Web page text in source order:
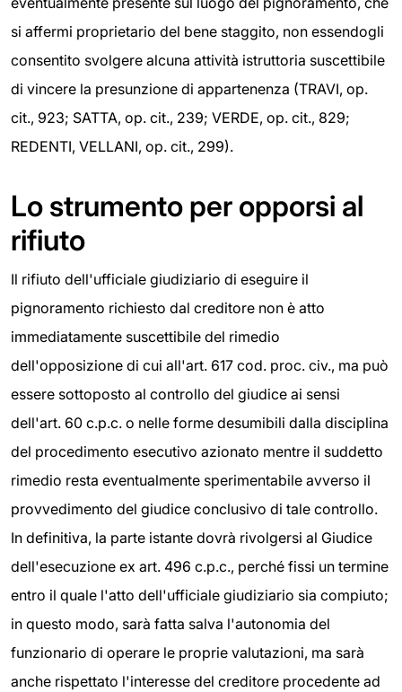
si affermi proprietario del bene staggito, non essendogli
consentito svolgere alcuna attività istruttoria suscettibile
di vincere la presunzione di appartenenza (TRAVI, op.
cit., 923; SATTA, op. cit., 239; VERDE, op. cit., 829;
REDENTI, VELLANI, op. cit., 299).
Lo strumento per opporsi al
rifiuto
Il rifiuto dell'ufficiale giudiziario di eseguire il
pignoramento richiesto dal creditore non è atto
immediatamente suscettibile del rimedio
dell'opposizione di cui all'art. 617 cod. proc. civ., ma può
essere sottoposto al controllo del giudice ai sensi
dell'art. 60 c.p.c. o nelle forme desumibili dalla disciplina
del procedimento esecutivo azionato mentre il suddetto
rimedio resta eventualmente sperimentabile avverso il
provvedimento del giudice conclusivo di tale controllo.
In definitiva, la parte istante dovrà rivolgersi al Giudice
dell'esecuzione ex art. 496 c.p.c., perché fissi un termine
entro il quale l'atto dell'ufficiale giudiziario sia compiuto;
in questo modo, sarà fatta salva l'autonomia del
funzionario di operare le proprie valutazioni, ma sarà
anche rispettato l'interesse del creditore procedente ad